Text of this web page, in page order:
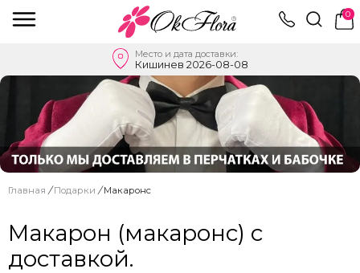
0
Место и дата доставки:
Кишинев 2026-08-08
Главная / Подарки / Макаронс
Макарон (макаронс) с
доставкой.